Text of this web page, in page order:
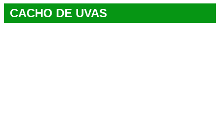
CACHO DE UVAS